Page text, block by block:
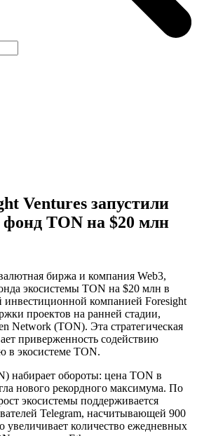
Ventures запустили
TON на $20 млн
биржа и компания Web3,
экосистемы TON на $20 млн в
инвестиционной компанией Foresight
проектов на ранней стадии,
Network (TON). Эта стратегическая
приверженность содействию
в экосистеме TON.
набирает обороты: цена TON в
нового рекордного максимума. По
экосистемы поддерживается
Telegram, насчитывающей 900
увеличивает количество ежедневных